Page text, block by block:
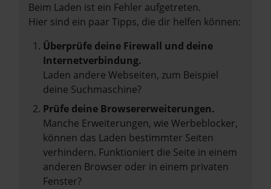
Beim Laden ist ein Fehler aufgetreten.
Hier sind ein paar Tipps, die dir helfen können:
Überprüfe deine Firewall und deine
Internetverbindung.
Laden andere Webseiten, zum Beispiel
deine Suchmaschine?
Prüfe deine Browsererweiterungen.
Manche Erweiterungen, wie Werbeblocker,
können das Laden bestimmter Seiten
verhindern. Funktioniert die Seite in einem
anderen Browser oder in einem privaten
Fenster?